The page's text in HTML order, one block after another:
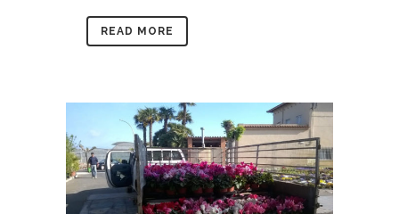
READ MORE